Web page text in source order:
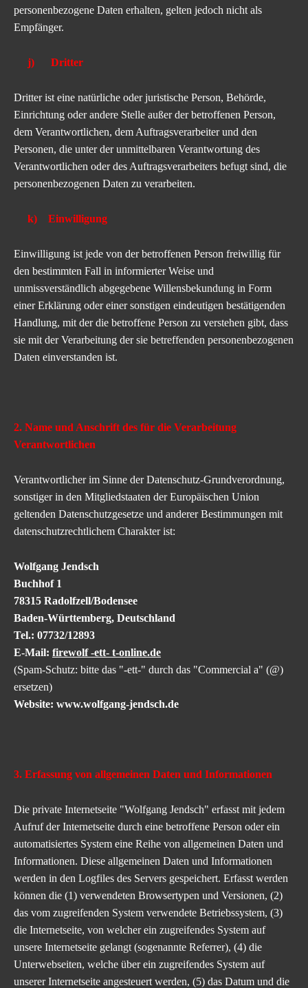
personenbezogene Daten erhalten, gelten jedoch nicht als
Empfänger.
j) Dritter
Dritter ist eine natürliche oder juristische Person, Behörde,
Einrichtung oder andere Stelle außer der betroffenen Person,
dem Verantwortlichen, dem Auftragsverarbeiter und den
Personen, die unter der unmittelbaren Verantwortung des
Verantwortlichen oder des Auftragsverarbeiters befugt sind, die
personenbezogenen Daten zu verarbeiten.
k) Einwilligung
Einwilligung ist jede von der betroffenen Person freiwillig für
den bestimmten Fall in informierter Weise und
unmissverständlich abgegebene Willensbekundung in Form
einer Erklärung oder einer sonstigen eindeutigen bestätigenden
Handlung, mit der die betroffene Person zu verstehen gibt, dass
sie mit der Verarbeitung der sie betreffenden personenbezogenen
Daten einverstanden ist.
2. Name und Anschrift des für die Verarbeitung
Verantwortlichen
Verantwortlicher im Sinne der Datenschutz-Grundverordnung,
sonstiger in den Mitgliedstaaten der Europäischen Union
geltenden Datenschutzgesetze und anderer Bestimmungen mit
datenschutzrechtlichem Charakter ist:
Wolfgang Jendsch
Buchhof 1
78315 Radolfzell/Bodensee
Baden-Württemberg, Deutschland
Tel.: 07732/12893
E-Mail: firewolf -ett- t-online.de
(Spam-Schutz: bitte das "-ett-" durch das "Commercial a" (@)
ersetzen)
Website: www.wolfgang-jendsch.de
3. Erfassung von allgemeinen Daten und Informationen
Die private Internetseite "Wolfgang Jendsch" erfasst mit jedem
Aufruf der Internetseite durch eine betroffene Person oder ein
automatisiertes System eine Reihe von allgemeinen Daten und
Informationen. Diese allgemeinen Daten und Informationen
werden in den Logfiles des Servers gespeichert. Erfasst werden
können die (1) verwendeten Browsertypen und Versionen, (2)
das vom zugreifenden System verwendete Betriebssystem, (3)
die Internetseite, von welcher ein zugreifendes System auf
unsere Internetseite gelangt (sogenannte Referrer), (4) die
Unterwebseiten, welche über ein zugreifendes System auf
unserer Internetseite angesteuert werden, (5) das Datum und die